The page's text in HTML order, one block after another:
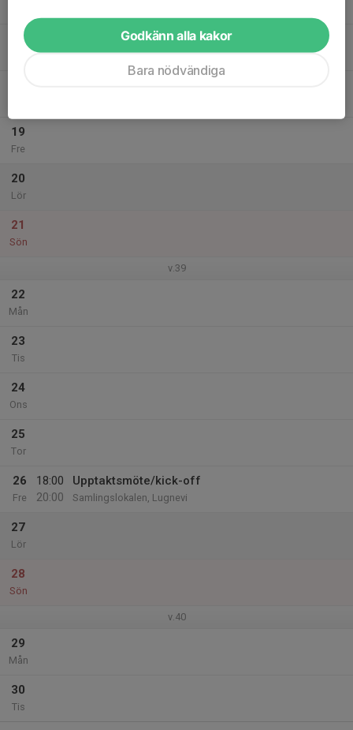
17
19
Fre
20
Lör
21
Sön
v.39
22
Mån
23
Tis
24
Ons
25
Tor
26
Fre
18:00
20:00
Upptaktsmöte/kick-off
Samlingslokalen, Lugnevi
27
Lör
28
Sön
v.40
29
Mån
30
Tis
Godkänn alla kakor
Bara nödvändiga